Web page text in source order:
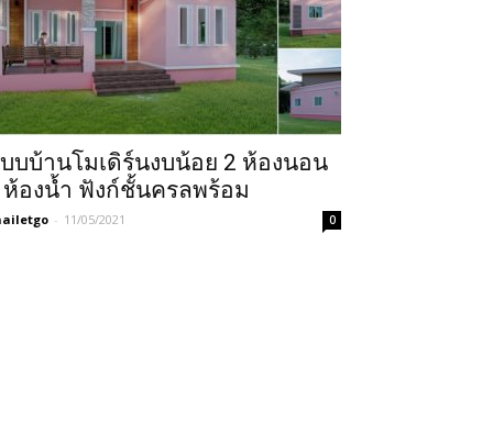
บบ้านโมเดิร์นงบน้อย 2 ห้องนอน
ห้องน้ำ ฟังก์ชั้นครลพร้อม
- 11/05/2021 0